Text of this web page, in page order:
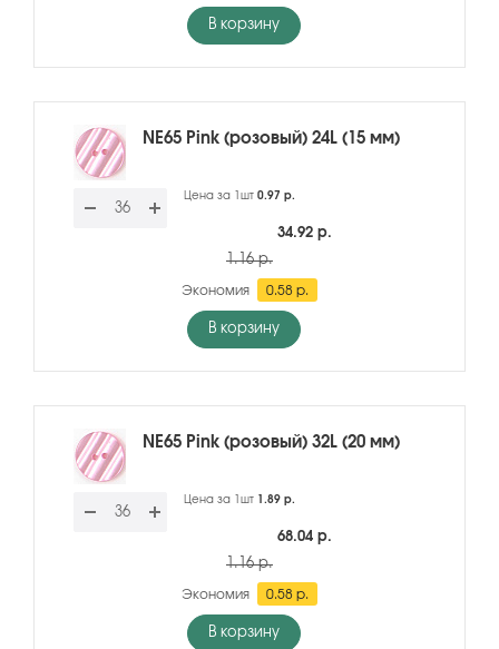
В корзину
NE65 Pink (розовый) 24L (15 мм)
Цена за 1шт 0.97 р.
34.92 р.
1.16 р.
Экономия 0.58 р.
В корзину
NE65 Pink (розовый) 32L (20 мм)
Цена за 1шт 1.89 р.
68.04 р.
1.16 р.
Экономия 0.58 р.
В корзину